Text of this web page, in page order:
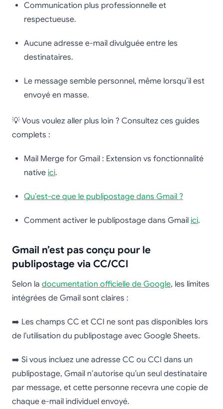
Communication plus professionnelle et
respectueuse.
Aucune adresse e-mail divulguée entre les
destinataires.
Le message semble personnel, même lorsqu’il est
envoyé en masse.
💡 Vous voulez aller plus loin ? Consultez ces guides
complets :
Mail Merge for Gmail : Extension vs fonctionnalité
native ici.
Qu’est-ce que le publipostage dans Gmail ?
Comment activer le publipostage dans Gmail ici.
Gmail n’est pas conçu pour le
publipostage via CC/CCI
Selon la documentation officielle de Google, les limites
intégrées de Gmail sont claires :
➡️ Les champs CC et CCI ne sont pas disponibles lors
de l’utilisation du publipostage avec Google Sheets.
➡️ Si vous incluez une adresse CC ou CCI dans un
publipostage, Gmail n’autorise qu’un seul destinataire
par message, et cette personne recevra une copie de
chaque e-mail individuel envoyé.